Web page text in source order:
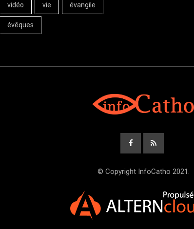
vidéo vie évangile
évêques
© Copyright InfoCatho 2021.